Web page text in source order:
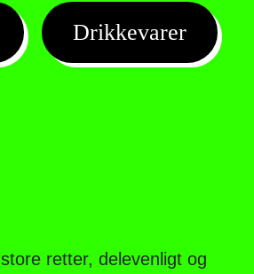
Drikkevarer
retter, delevenligt og